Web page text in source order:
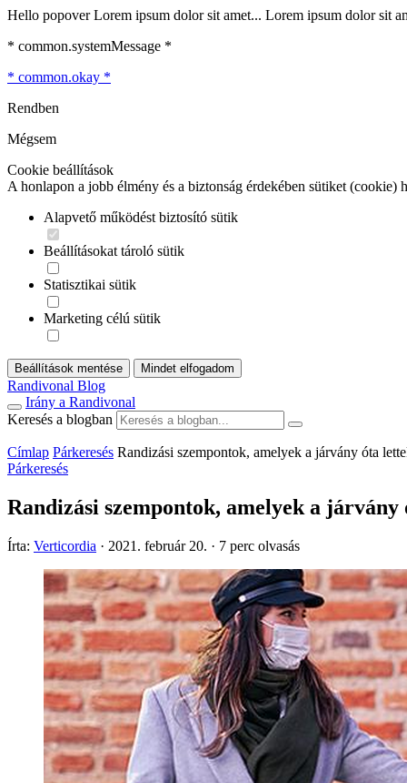
Hello popover Lorem ipsum dolor sit amet... Lorem ipsum dolor sit
* common.systemMessage *
* common.okay *
Rendben
Mégsem
Cookie beállítások
A honlapon a jobb élmény és a biztonság érdekében sütiket (cookie)
Alapvető működést biztosító sütik
Beállításokat tároló sütik
Statisztikai sütik
Marketing célú sütik
Beállítások mentése Mindet elfogadom
Randivonal Blog
Irány a Randivonal
Keresés a blogban
Címlap Párkeresés Randizási szempontok, amelyek a járvány óta
Párkeresés
Randizási szempontok, amelyek a
Írta: Verticordia · 2021. február 20. · 7 perc olvasás